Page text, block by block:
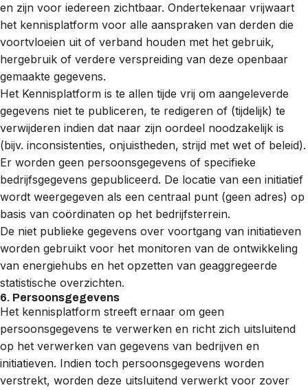
en zijn voor iedereen zichtbaar. Ondertekenaar vrijwaart
het kennisplatform voor alle aanspraken van derden die
voortvloeien uit of verband houden met het gebruik,
hergebruik of verdere verspreiding van deze openbaar
gemaakte gegevens.
Het Kennisplatform is te allen tijde vrij om aangeleverde
gegevens niet te publiceren, te redigeren of (tijdelijk) te
verwijderen indien dat naar zijn oordeel noodzakelijk is
(bijv. inconsistenties, onjuistheden, strijd met wet of beleid).
Er worden geen persoonsgegevens of specifieke
bedrijfsgegevens gepubliceerd. De locatie van een initiatief
wordt weergegeven als een centraal punt (geen adres) op
basis van coördinaten op het bedrijfsterrein.
De niet publieke gegevens over voortgang van initiatieven
worden gebruikt voor het monitoren van de ontwikkeling
van energiehubs en het opzetten van geaggregeerde
statistische overzichten.
6. Persoonsgegevens
Het kennisplatform streeft ernaar om geen
persoonsgegevens te verwerken en richt zich uitsluitend
op het verwerken van gegevens van bedrijven en
initiatieven. Indien toch persoonsgegevens worden
verstrekt, worden deze uitsluitend verwerkt voor zover